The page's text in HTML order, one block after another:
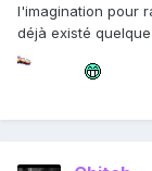
l'imagination pour
déjà existé